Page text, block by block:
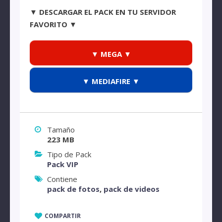
▼ DESCARGAR EL PACK EN TU SERVIDOR
FAVORITO ▼
▼ MEGA ▼
▼ MEDIAFIRE ▼
Tamaño
223 MB
Tipo de Pack
Pack VIP
Contiene
pack de fotos, pack de videos
COMPARTIR